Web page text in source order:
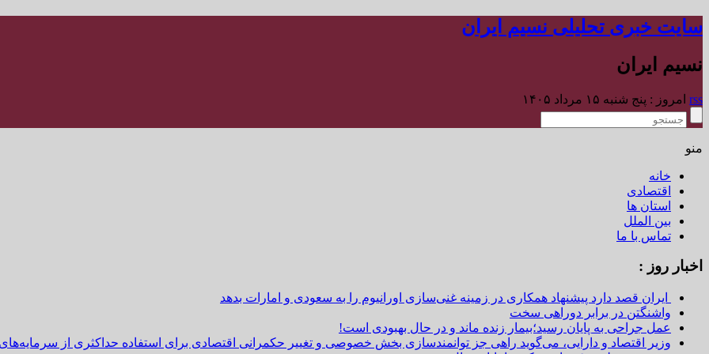
سایت خبری تحلیلی نسیم ایران
نسیم ایران
rss امروز : پنج شنبه ۱۵ مرداد ۱۴۰۵
منو
خانه
اقتصادی
استان ها
بین الملل
تماس با ما
اخبار روز :
ایران قصد دارد پیشنهاد همکاری در زمینه غنی‌سازی اورانیوم را به سعودی و امارات بدهد
واشنگتن در برابر دوراهی سخت
عمل جراحی به پایان رسید؛بیمار زنده ماند و در حال بهبودی است!
وزیر اقتصاد و دارایی، می‌گوید راهی جز توانمندسازی بخش خصوصی و تغییر حکمرانی اقتصادی برای استفاده حداکثری از